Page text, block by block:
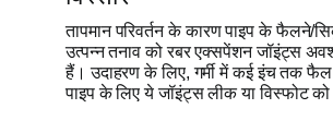
तापमान परिवर्तन के कारण पाइप के फैलने/
उत्पन्न तनाव को रबर एक्सपेंशन जॉइंट्स
हैं। उदाहरण के लिए, गर्मी में कई इंच तक
पाइप के लिए ये जॉइंट्स लीक या विस्फोट